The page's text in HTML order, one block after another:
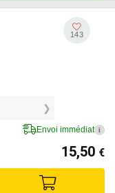
143
Envoi immédiat i
15,50 €